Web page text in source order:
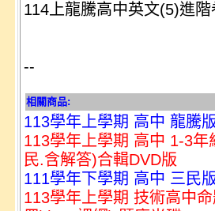
114上龍騰高中英文(5)進
--
相關商品:
113學年上學期 高中 龍騰
113學年上學期 高中 1-3
民.含解答)合輯DVD版
111學年下學期 高中 三民
113學年上學期 技術高中